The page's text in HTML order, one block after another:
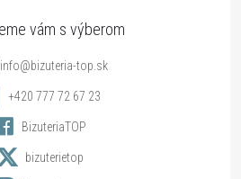
info@bizuteria-top.sk
+420 777 72 67 23
BizuteriaTOP
bizuterietop